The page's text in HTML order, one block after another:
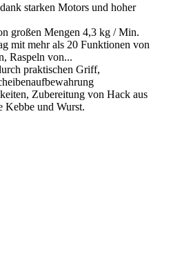
starken Motors und hoher
großen Mengen 4,3 kg / Min.
mit mehr als 20 Funktionen von
Raspeln von...
praktischen Griff,
Zubereitung von Hack aus
Kebbe und Wurst.